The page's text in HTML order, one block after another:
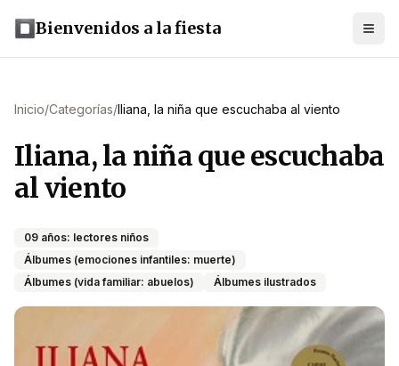
Bienvenidos a la fiesta
Inicio/Categorías/Iliana, la niña que escuchaba al viento
Iliana, la niña que escuchaba
al viento
09 años: lectores niños
Álbumes (emociones infantiles: muerte)
Álbumes (vida familiar: abuelos)
Álbumes ilustrados